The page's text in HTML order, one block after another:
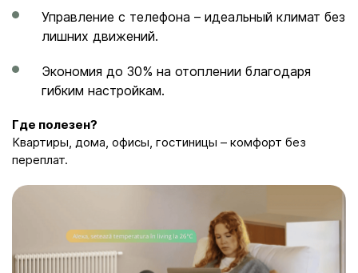
Управление с телефона – идеальный климат без
лишних движений.
Экономия до 30% на отоплении благодаря
гибким настройкам.
Где полезен?
Квартиры, дома, офисы, гостиницы – комфорт без
переплат.